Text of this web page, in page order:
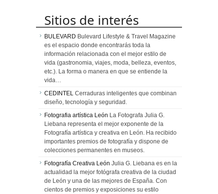
Sitios de interés
BULEVARD Bulevard Lifestyle & Travel Magazine
es el espacio donde encontrarás toda la
información relacionada con el mejor estilo de
vida (gastronomia, viajes, moda, belleza, eventos,
etc.). La forma o manera en que se entiende la
vida…
CEDINTEL Cerraduras inteligentes que combinan
diseño, tecnología y seguridad.
Fotografia artística León La Fotografa Julia G.
Liebana representa el mejor exponente de la
Fotografía artística y creativa en León. Ha recibido
importantes premios de fotografía y dispone de
colecciones permanentes en museos.
Fotografía Creativa León Julia G. Liebana es en la
actualidad la mejor fotógrafa creativa de la ciudad
de León y una de las mejores de España. Con
cientos de premios y exposiciones su estilo